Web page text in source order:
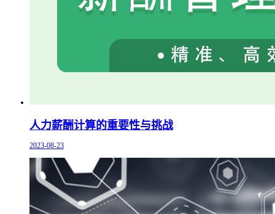
人力薪酬计算的重要性与挑战
2023-08-23